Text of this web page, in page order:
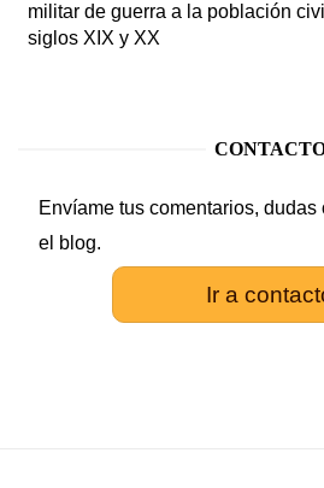
militar de guerra a la población
siglos XIX y XX
Envíame tus comentarios,
el blog.
Ir a